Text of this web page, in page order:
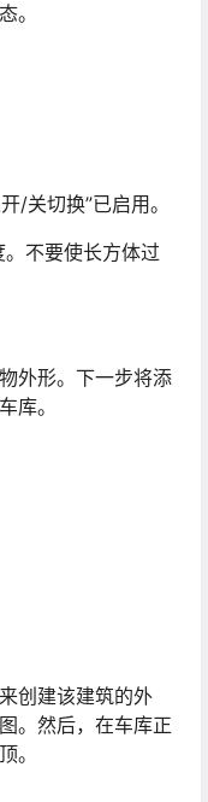
。
/关切换”已启用。
不要使长方体过
外形。下一步将添
库。
创建该建筑的外
。然后，在车库正
。